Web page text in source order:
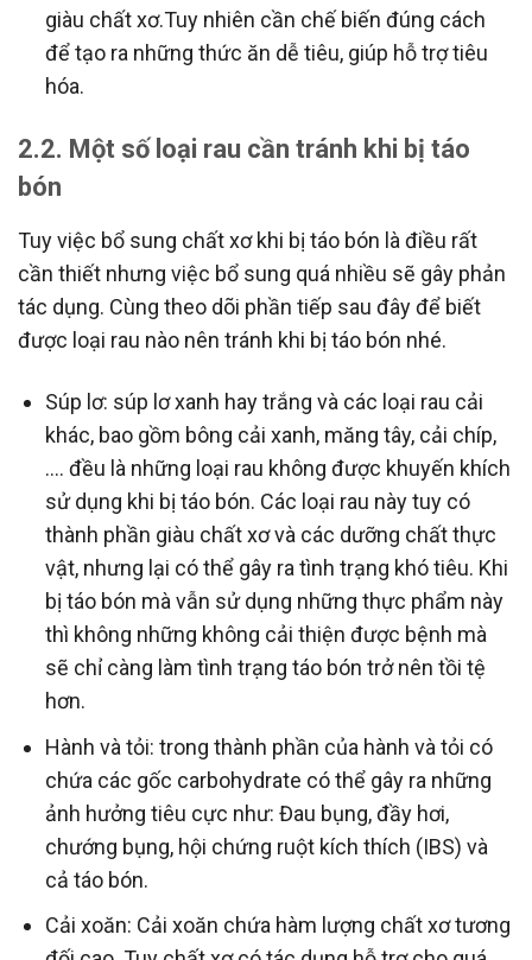
giàu chất xơ.Tuy nhiên cần chế biến đúng cách
để tạo ra những thức ăn dễ tiêu, giúp hỗ trợ tiêu
hóa.
2.2. Một số loại rau cần tránh khi bị táo
bón
Tuy việc bổ sung chất xơ khi bị táo bón là điều rất
cần thiết nhưng việc bổ sung quá nhiều sẽ gây phản
tác dụng. Cùng theo dõi phần tiếp sau đây để biết
được loại rau nào nên tránh khi bị táo bón nhé.
Súp lơ: súp lơ xanh hay trắng và các loại rau cải
khác, bao gồm bông cải xanh, măng tây, cải chíp,
…. đều là những loại rau không được khuyến khích
sử dụng khi bị táo bón. Các loại rau này tuy có
thành phần giàu chất xơ và các dưỡng chất thực
vật, nhưng lại có thể gây ra tình trạng khó tiêu. Khi
bị táo bón mà vẫn sử dụng những thực phẩm này
thì không những không cải thiện được bệnh mà
sẽ chỉ càng làm tình trạng táo bón trở nên tồi tệ
hơn.
Hành và tỏi: trong thành phần của hành và tỏi có
chứa các gốc carbohydrate có thể gây ra những
ảnh hưởng tiêu cực như: Đau bụng, đầy hơi,
chướng bụng, hội chứng ruột kích thích (IBS) và
cả táo bón.
Cải xoăn: Cải xoăn chứa hàm lượng chất xơ tương